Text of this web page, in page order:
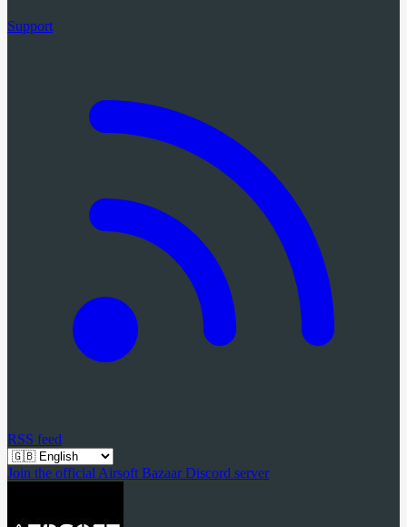
Support
RSS feed
Join the official Airsoft Bazaar Discord server